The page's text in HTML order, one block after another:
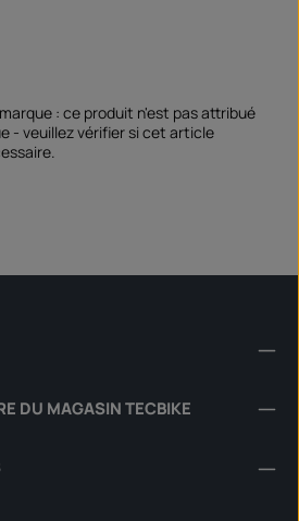
: ce produit n'est pas attribué
- veuillez vérifier si cet article
DU MAGASIN TECBIKE